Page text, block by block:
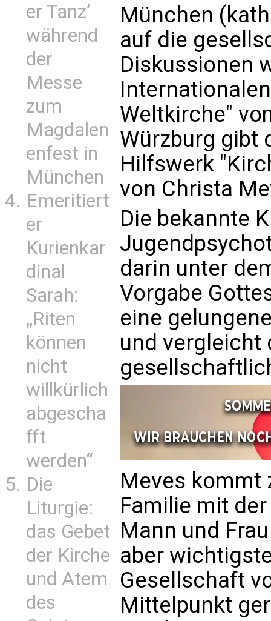
er Tanz’
während
der
Messe
zum
Magdalen
enfest in
München
Emeritiert
er
Kurienkar
dinal
Sarah:
„Riten
können
nicht
willkürlich
abgescha
fft
werden“
Die
Liturgie:
das Gebet
der Kirche
und Atem
des
München
auf die
Diskussionen
Weltkirche"
Würzburg gibt
Hilfswerk
von Christa
Die bekannte
darin unter
Vorgabe
eine
und vergleicht
Meves kommt
Familie mit
Mann und
aber
Gesellschaft
Mittelpunkt